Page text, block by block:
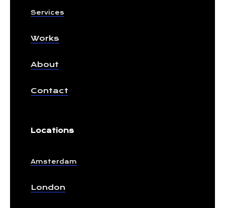
Services
Works
About
Contact
Locations
Amsterdam
London